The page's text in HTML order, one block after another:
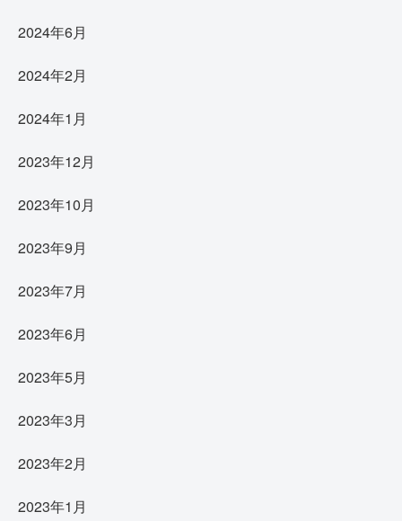
2024年6月
2024年2月
2024年1月
2023年12月
2023年10月
2023年9月
2023年7月
2023年6月
2023年5月
2023年3月
2023年2月
2023年1月